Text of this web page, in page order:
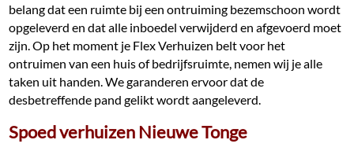
belang dat een ruimte bij een ontruiming bezemschoon wordt
opgeleverd en dat alle inboedel verwijderd en afgevoerd moet
zijn. Op het moment je Flex Verhuizen belt voor het
ontruimen van een huis of bedrijfsruimte, nemen wij je alle
taken uit handen. We garanderen ervoor dat de
desbetreffende pand gelikt wordt aangeleverd.
Spoed verhuizen Nieuwe Tonge